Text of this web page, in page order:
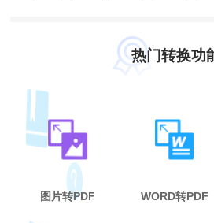
热门转换功
图片转PDF WORD转PDF